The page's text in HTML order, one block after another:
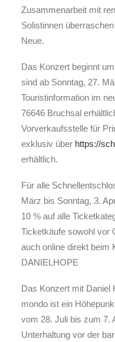
Zusammenarbeit mit
Solistinnen
Neue.
Das Konzert beginnt
sind ab Sonntag, 27.
Touristinformation im
76646 Bruchsal
Vorverkaufsstelle für
exklusiv über https://
erhältlich.
Für alle
März bis Sonntag, 3.
10 % auf alle
Ticketkäufe sowohl vor
auch online direkt beim
DANIELHOPE
Das Konzert mit Daniel
mondo ist ein
vom 28. Juli bis zum 7.
Unterhaltung vor der